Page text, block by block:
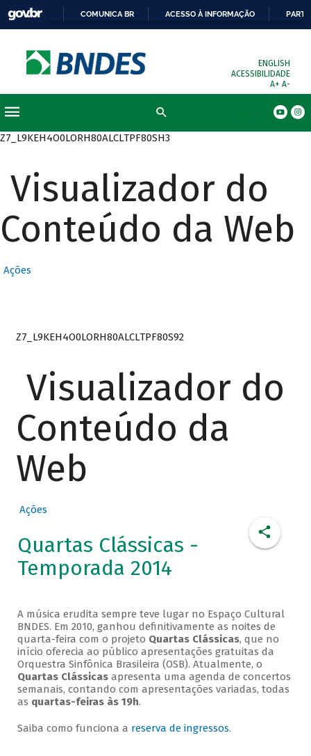
COMUNICA BR ACESSO À INFORMAÇÃO
ENGLISH
ACESSIBILIDADE
A+ A-
Z7_L9KEH4O0LORH80ALCLTPF80SH3
Visualizador do
Conteúdo da Web
Ações
Z7_L9KEH4O0LORH80ALCLTPF80S92
Visualizador do
Conteúdo da
Web
Ações
Quartas Clássicas -
Temporada 2014
A música erudita sempre teve lugar no Espaço Cultural
BNDES. Em 2010, ganhou definitivamente as noites de
quarta-feira com o projeto Quartas Clássicas, que no
início oferecia ao público apresentações gratuitas da
Orquestra Sinfônica Brasileira (OSB). Atualmente, o
Quartas Clássicasapresenta uma agenda de concertos
semanais, contando com apresentações variadas, todas
as quartas-feiras às 19h.
Saiba como funciona a reserva de ingressos.